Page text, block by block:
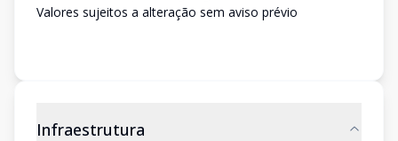
Valores sujeitos a alteração sem aviso prévio
Infraestrutura